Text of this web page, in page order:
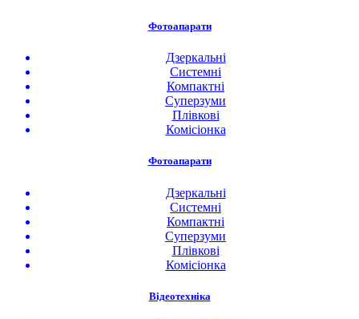
Фотоапарати
Дзеркальні
Системні
Компактні
Суперзуми
Плівкові
Комісіонка
Фотоапарати
Дзеркальні
Системні
Компактні
Суперзуми
Плівкові
Комісіонка
Відеотехніка